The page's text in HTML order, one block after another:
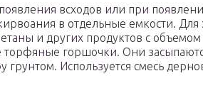
всходов или при
в отдельные емкости.
и других продуктов с
торфяные горшочки. Они
Используется смесь